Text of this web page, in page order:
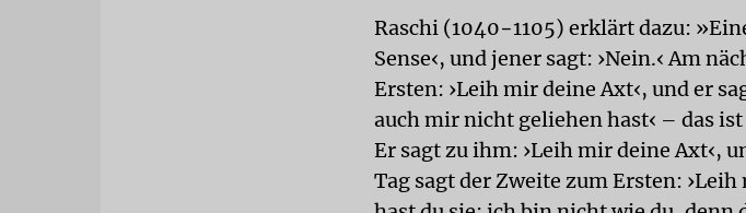
Raschi (1040−1105) erklärt dazu:
Sense‹, und jener sagt: ›Nein.‹ Am
Ersten: ›Leih mir deine Axt‹, und er
auch mir nicht geliehen hast‹ – das ist
Er sagt zu ihm: ›Leih mir deine Axt‹,
Tag sagt der Zweite zum Ersten: